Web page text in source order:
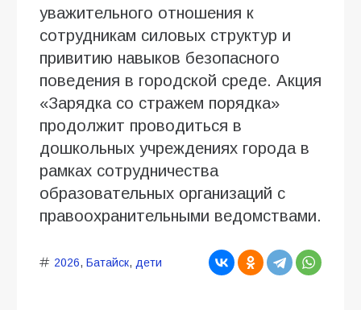
уважительного отношения к
сотрудникам силовых структур и
привитию навыков безопасного
поведения в городской среде. Акция
«Зарядка со стражем порядка»
продолжит проводиться в
дошкольных учреждениях города в
рамках сотрудничества
образовательных организаций с
правоохранительными ведомствами.
2026, Батайск, дети